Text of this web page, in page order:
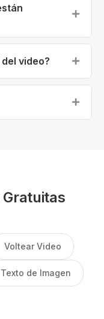
1:1 (cuadrado),
4:3 y 4:5
video?
La calidad
Voltear Video
de Imagen